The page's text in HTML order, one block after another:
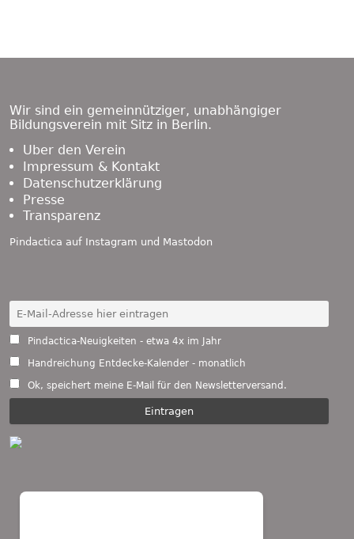
Wir sind ein gemeinnütziger, unabhängiger
Bildungsverein mit Sitz in Berlin.
Über den Verein
Impressum & Kontakt
Datenschutzerklärung
Presse
Transparenz
Pindactica auf Instagram und Mastodon
Pindactica-Neuigkeiten - etwa 4x im Jahr
Handreichung Entdecke-Kalender - monatlich
Ok, speichert meine E-Mail für den Newsletterversand.